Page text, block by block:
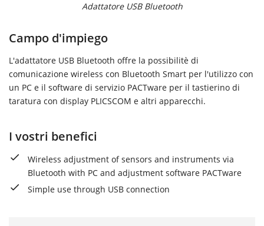
Adattatore USB Bluetooth
Campo d'impiego
L'adattatore USB Bluetooth offre la possibilitè di
comunicazione wireless con Bluetooth Smart per l'utilizzo con
un PC e il software di servizio PACTware per il tastierino di
taratura con display PLICSCOM e altri apparecchi.
I vostri benefici
Wireless adjustment of sensors and instruments via
Bluetooth with PC and adjustment software PACTware
Simple use through USB connection